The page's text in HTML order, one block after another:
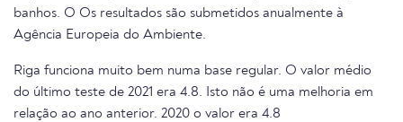
banhos. O Os resultados são submetidos anualmente à
Agência Europeia do Ambiente.
Riga funciona muito bem numa base regular. O valor médio
do último teste de 2021 era 4.8. Isto não é uma melhoria em
relação ao ano anterior. 2020 o valor era 4.8